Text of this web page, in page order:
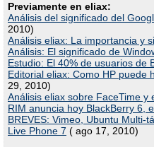
Previamente en eliax:
Análisis del significado del
2010)
Análisis eliax: La importancia y
Análisis: El significado de
Estudio: El 40% de usuarios de
Editorial eliax: Como HP puede
29, 2010)
Análisis eliax sobre FaceTime y
RIM anuncia hoy BlackBerry 6,
BREVES: Vimeo, Ubuntu Multi-
Live Phone 7 ( ago 17, 2010)